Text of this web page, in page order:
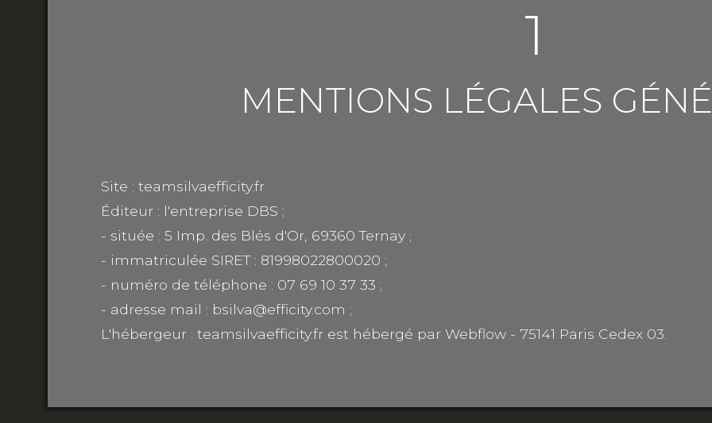
1
MENTIONS LÉGALES
Site : teamsilvaefficity.fr
Éditeur : l'entreprise DBS ;
- située : 5 Imp. des Blés d'Or, 69360 Ternay ;
- immatriculée SIRET : 81998022800020 ;
- numéro de téléphone : 07 69 10 37 33 ;
- adresse mail : bsilva@efficity.com ;
L'hébergeur : teamsilvaefficity.fr est hébergé par Webflow - 75141 Paris Cedex 03.